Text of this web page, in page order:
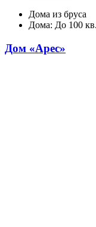
Дома из бруса
Дома: До 100
Дом «Арес»